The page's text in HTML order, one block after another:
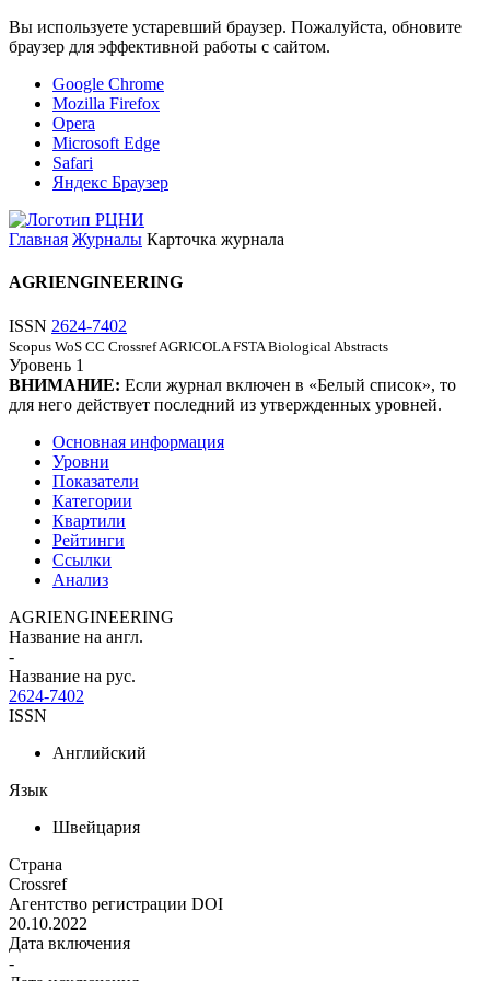
Вы используете устаревший браузер. Пожалуйста, обновите
браузер для эффективной работы с сайтом.
Google Chrome
Mozilla Firefox
Opera
Microsoft Edge
Safari
Яндекс Браузер
Главная Журналы Карточка журнала
AGRIENGINEERING
ISSN 2624-7402
Scopus WoS CC Crossref AGRICOLA FSTA Biological Abstracts
Уровень 1
ВНИМАНИЕ: Если журнал включен в «Белый список», то
для него действует последний из утвержденных уровней.
Основная информация
Уровни
Показатели
Категории
Квартили
Рейтинги
Ссылки
Анализ
AGRIENGINEERING
Название на англ.
-
Название на рус.
2624-7402
ISSN
Английский
Язык
Швейцария
Страна
Crossref
Агентство регистрации DOI
20.10.2022
Дата включения
-